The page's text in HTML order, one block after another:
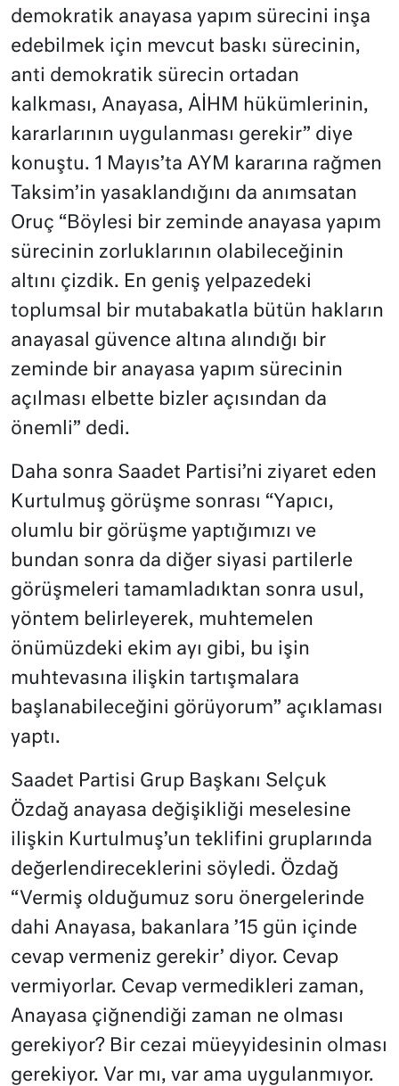
demokratik anayasa yapım sürecini inşa
edebilmek için mevcut baskı sürecinin,
anti demokratik sürecin ortadan
kalkması, Anayasa, AİHM hükümlerinin,
kararlarının uygulanması gerekir” diye
konuştu. 1 Mayıs’ta AYM kararına rağmen
Taksim’in yasaklandığını da anımsatan
Oruç “Böylesi bir zeminde anayasa yapım
sürecinin zorluklarının olabileceğinin
altını çizdik. En geniş yelpazedeki
toplumsal bir mutabakatla bütün hakların
anayasal güvence altına alındığı bir
zeminde bir anayasa yapım sürecinin
açılması elbette bizler açısından da
önemli” dedi.
Daha sonra Saadet Partisi’ni ziyaret eden
Kurtulmuş görüşme sonrası “Yapıcı,
olumlu bir görüşme yaptığımızı ve
bundan sonra da diğer siyasi partilerle
görüşmeleri tamamladıktan sonra usul,
yöntem belirleyerek, muhtemelen
önümüzdeki ekim ayı gibi, bu işin
muhtevasına ilişkin tartışmalara
başlanabileceğini görüyorum” açıklaması
yaptı.
Saadet Partisi Grup Başkanı Selçuk
Özdağ anayasa değişikliği meselesine
ilişkin Kurtulmuş’un teklifini gruplarında
değerlendireceklerini söyledi. Özdağ
“Vermiş olduğumuz soru önergelerinde
dahi Anayasa, bakanlara ’15 gün içinde
cevap vermeniz gerekir’ diyor. Cevap
vermiyorlar. Cevap vermedikleri zaman,
Anayasa çiğnendiği zaman ne olması
gerekiyor? Bir cezai müeyyidesinin olması
gerekiyor. Var mı, var ama uygulanmıyor.